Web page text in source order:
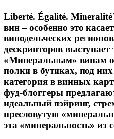
​​Liberté. Égalité.
вин – особенно это
винодельческих
дескрипторов
«Минеральным» винам
полки в бутиках, под
категория в винных
фуд-блоггеры
идеальный пэйринг,
пресловутую
эта «минеральность» из